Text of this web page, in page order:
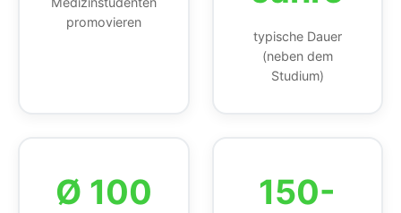
promovieren
typische Dauer
(neben dem
Studium)
Ø 100
150-